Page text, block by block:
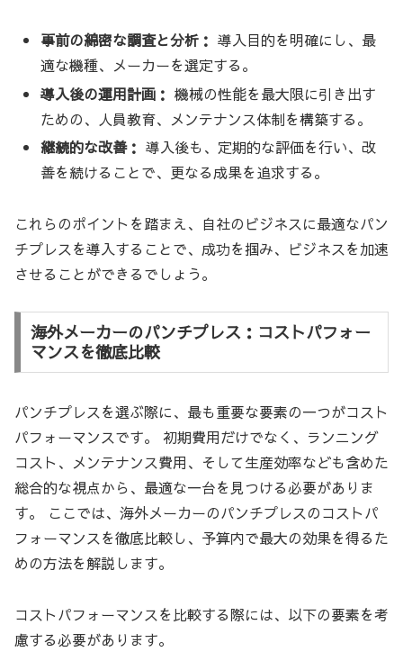
事前の綿密な調査と分析： 導入目的を明確にし、最
適な機種、メーカーを選定する。
導入後の運用計画： 機械の性能を最大限に引き出す
ための、人員教育、メンテナンス体制を構築する。
継続的な改善： 導入後も、定期的な評価を行い、改
善を続けることで、更なる成果を追求する。
これらのポイントを踏まえ、自社のビジネスに最適なパン
チプレスを導入することで、成功を掴み、ビジネスを加速
させることができるでしょう。
海外メーカーのパンチプレス：コストパフォー
マンスを徹底比較
パンチプレスを選ぶ際に、最も重要な要素の一つがコスト
パフォーマンスです。 初期費用だけでなく、ランニング
コスト、メンテナンス費用、そして生産効率なども含めた
総合的な視点から、最適な一台を見つける必要がありま
す。 ここでは、海外メーカーのパンチプレスのコストパ
フォーマンスを徹底比較し、予算内で最大の効果を得るた
めの方法を解説します。
コストパフォーマンスを比較する際には、以下の要素を考
慮する必要があります。